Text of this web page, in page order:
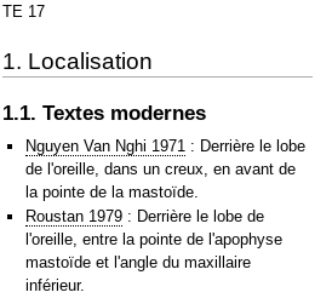
TE 17
1. Localisation
1.1. Textes modernes
Nguyen Van Nghi 1971 : Derrière le lobe
de l'oreille, dans un creux, en avant de
la pointe de la mastoïde.
Roustan 1979 : Derrière le lobe de
l'oreille, entre la pointe de l'apophyse
mastoïde et l'angle du maxillaire
inférieur.